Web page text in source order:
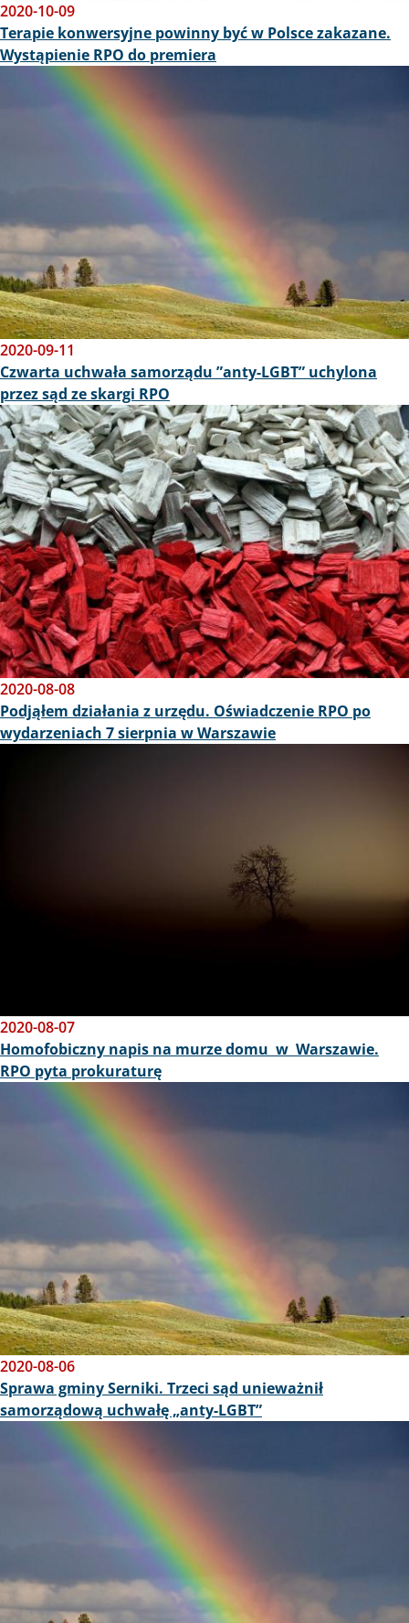
2020-10-09
Terapie konwersyjne powinny być w Polsce zakazane.
Wystąpienie RPO do premiera
2020-09-11
Czwarta uchwała samorządu ”anty-LGBT” uchylona
przez sąd ze skargi RPO
Obraz
2020-08-08
Podjąłem działania z urzędu. Oświadczenie RPO po
wydarzeniach 7 sierpnia w Warszawie
2020-08-07
Homofobiczny napis na murze domu w Warszawie.
RPO pyta prokuraturę
2020-08-06
Sprawa gminy Serniki. Trzeci sąd unieważnił
samorządową uchwałę „anty-LGBT”